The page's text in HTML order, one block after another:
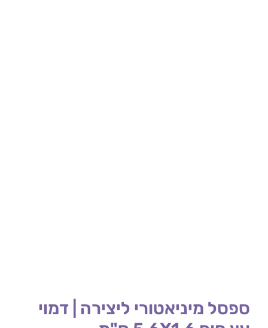
ספסל מיניאטורי ליצירה | דמוי